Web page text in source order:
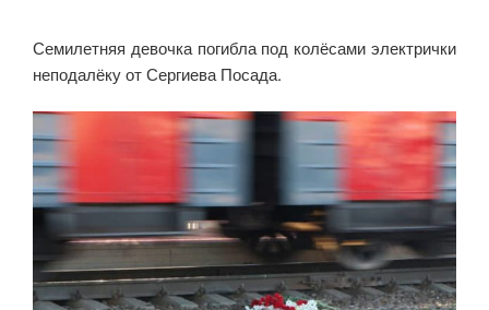
Семилетняя девочка погибла под колёсами электрички
неподалёку от Сергиева Посада.